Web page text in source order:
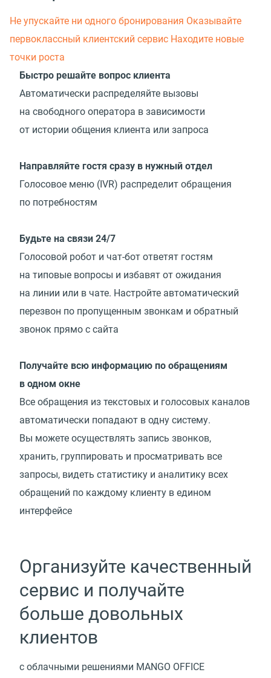
Не упускайте ни одного бронирования Оказывайте
первоклассный клиентский сервис Находите новые
точки роста
Быстро решайте вопрос клиента
Автоматически распределяйте вызовы
на свободного оператора в зависимости
от истории общения клиента или запроса
Направляйте гостя сразу в нужный отдел
Голосовое меню (IVR) распределит обращения
по потребностям
Будьте на связи 24/7
Голосовой робот и чат-бот ответят гостям
на типовые вопросы и избавят от ожидания
на линии или в чате. Настройте автоматический
перезвон по пропущенным звонкам и обратный
звонок прямо с сайта
Получайте всю информацию по обращениям
в одном окне
Все обращения из текстовых и голосовых каналов
автоматически попадают в одну систему.
Вы можете осуществлять запись звонков,
хранить, группировать и просматривать все
запросы, видеть статистику и аналитику всех
обращений по каждому клиенту в едином
интерфейсе
Организуйте качественный
сервис и получайте
больше довольных
клиентов
с облачными решениями MANGO OFFICE